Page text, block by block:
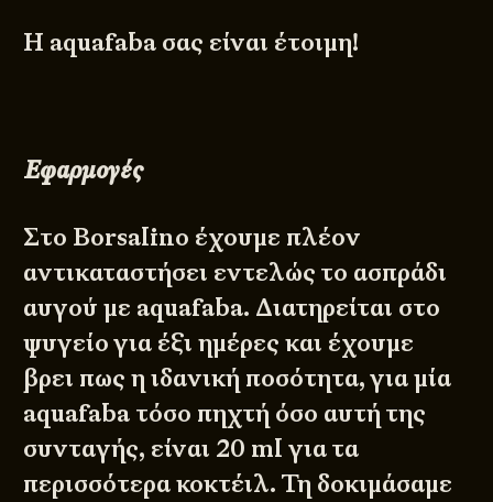
Η aquafaba σας είναι έτοιμη!
Εφαρμογές
Στο Borsalino έχουμε πλέον
αντικαταστήσει εντελώς το ασπράδι
αυγού με aquafaba. Διατηρείται στο
ψυγείο για έξι ημέρες και έχουμε
βρει πως η ιδανική ποσότητα, για μία
aquafaba τόσο πηχτή όσο αυτή της
συνταγής, είναι 20 ml για τα
περισσότερα κοκτέιλ. Τη δοκιμάσαμε